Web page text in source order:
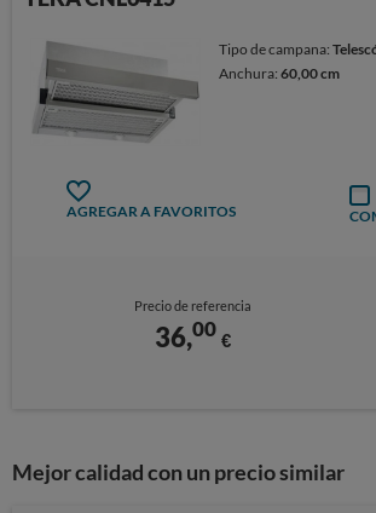
Tipo de campana:
Anchura:60,00 cm
AGREGAR A FAVORITOS
Precio de referencia
36,00 €
Mejor calidad con un precio similar